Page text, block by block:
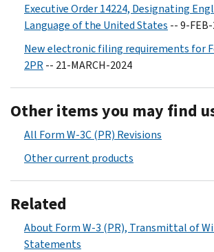
Executive Order 14224, Designating
Language of the United States -- 9-
New electronic filing requirements for
2PR-- 21-MARCH-2024
Other items you may find
All Form W-3C (PR) Revisions
Other current products
Related
About Form W-3 (PR), Transmittal of
Statements